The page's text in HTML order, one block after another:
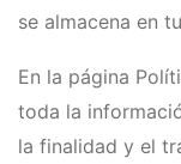
se almacena en
En la página
toda la
la finalidad y el